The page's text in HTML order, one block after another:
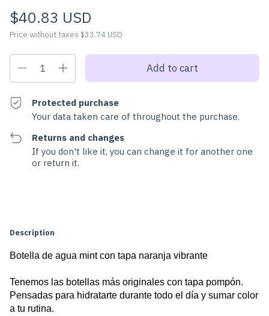
$40.83 USD
Price without taxes $33.74 USD
Protected purchase
Your data taken care of throughout the purchase.
Returns and changes
If you don't like it, you can change it for another one
or return it.
Description
Botella de agua mint con tapa naranja vibrante
Tenemos las botellas más originales con tapa pompón.
Pensadas para hidratarte durante todo el día y sumar color
a tu rutina.